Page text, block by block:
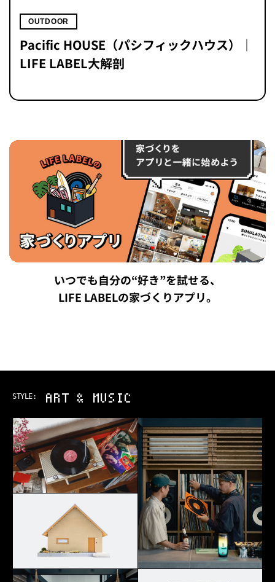
OUTDOOR
Pacific HOUSE（パシフィックハウス）｜
LIFE LABEL大解剖
いつでも自分の“好き”を試せる、
LIFE LABELの家づくりアプリ。
STYLE: ART & MUSIC